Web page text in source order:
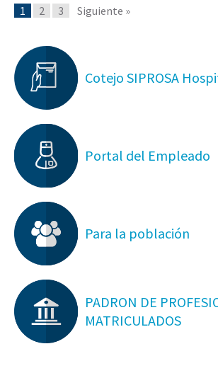
1 2 3 Siguiente »
Cotejo SIPROSA
Portal del Empleado
Para la población
PADRON DE
MATRICULADOS